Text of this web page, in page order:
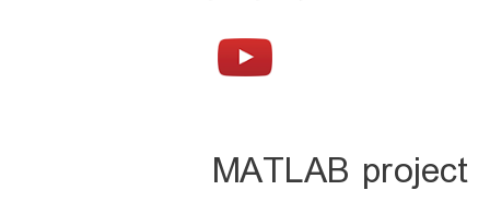
MATLAB project